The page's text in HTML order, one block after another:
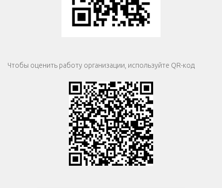
Чтобы оценить работу организации, используйте QR-код